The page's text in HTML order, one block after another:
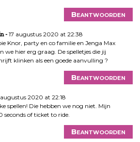
Beantwoorden
17 augustus 2020 at 22:38
Knor, party en co familie en Jenga Max
we hier erg graag. De spelletjes die jij
klinken als een goede aanvulling ?
Beantwoorden
augustus 2020 at 22:18
spellen! Die hebben we nog niet. Mijn
seconds of ticket to ride.
Beantwoorden